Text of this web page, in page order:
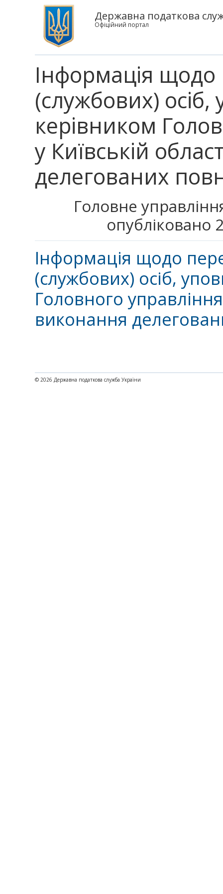
Державна податкова
Офіційний портал
Інформація щодо
(службових)
керівником
у Київській
делегованих
Головне
опубліковано
Інформація щодо
(службових) осіб,
Головного
виконання
© 2026 Державна податкова служба України